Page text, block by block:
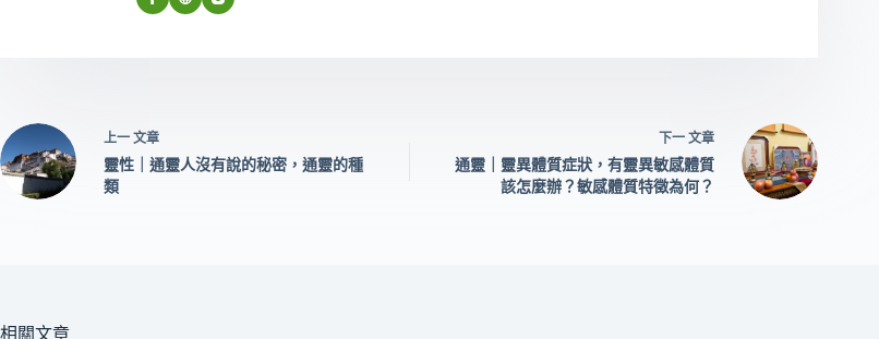
上一 文章
靈性｜通靈人沒有說的秘密，通靈的種
類
下一 文章
通靈｜靈異體質症狀，有靈異敏感體質
該怎麼辦？敏感體質特徵為何？
相關文章